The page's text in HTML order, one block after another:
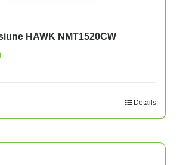
HAWK NMT1520CW
Details